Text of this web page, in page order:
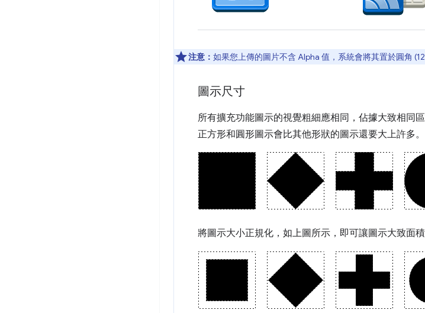
注意： 如果您上傳的圖片不含 Alpha 值，系統會將其置於圓角 (12
圖示尺寸
所有擴充功能圖示的視覺粗細應相同，佔據大致相同
正方形和圓形圖示會比其他形狀的圖示還要大上許多。
將圖示大小正規化，如上圖所示，即可讓圖示大致面積